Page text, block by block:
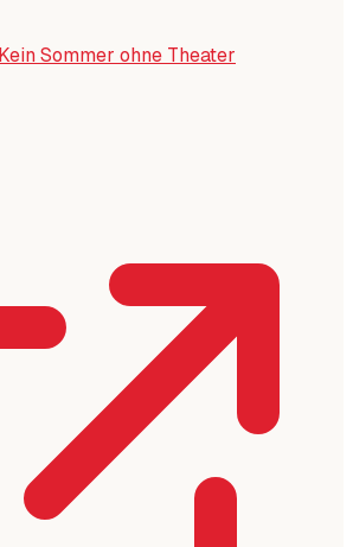
Kein Sommer ohne Theater